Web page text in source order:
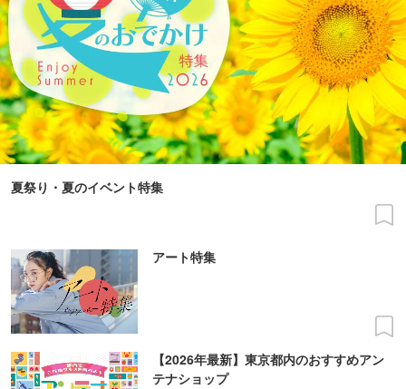
夏祭り・夏のイベント特集
アート特集
【2026年最新】東京都内のおすすめアン
テナショップ